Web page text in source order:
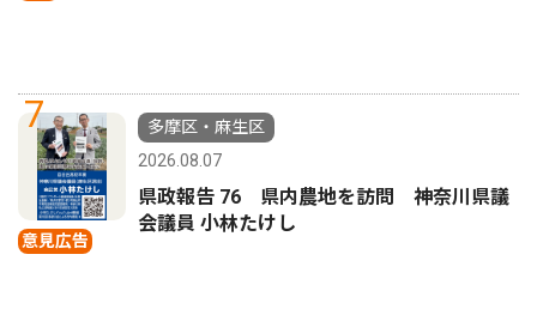
7
意見広告
多摩区・麻生区
2026.08.07
県政報告 76 県内農地を訪問 神奈川県議
会議員 小林たけし